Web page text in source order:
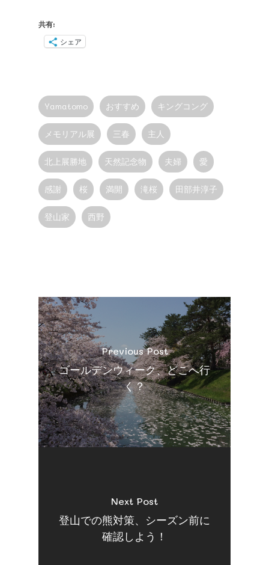
共有:
シェア
Yamatomo おすすめ キングコング
メモリアル展 三春 主人
北上展勝地 天然記念物 夫婦 愛
感謝 桜 満開 滝桜 田部井淳子
登山家 西野
Previous Post
ゴールデンウィーク、どこへ行
く？
Next Post
登山での熊対策、シーズン前に
確認しよう！